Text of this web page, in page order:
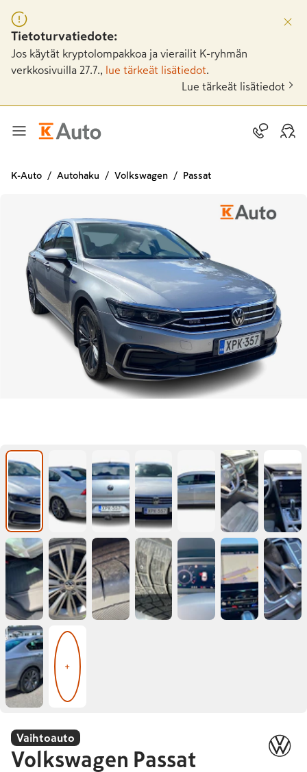
Tietoturvatiedote:
Jos käytät kryptolompakkoa ja vierailit K-ryhmän
verkkosivuilla 27.7.,
lue tärkeät lisätiedot
Lue tärkeät lisätiedot
K-Auto Autohaku Volkswagen Passat
+
Vaihtoauto
Volkswagen Passat